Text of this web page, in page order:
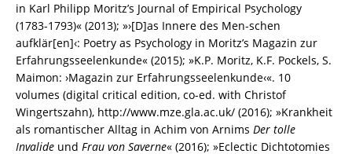
in Karl Philipp Moritz’s Journal of Empirical Psychology
(1783-1793)« (2013); »›[D]as Innere des Men-schen
aufklär[en]‹: Poetry as Psychology in Moritz’s Magazin zur
Erfahrungsseelenkunde« (2015); »K.P. Moritz, K.F. Pockels, S.
Maimon: ›Magazin zur Erfahrungsseelenkunde‹«. 10
volumes (digital critical edition, co-ed. with Christof
Wingertszahn), http://www.mze.gla.ac.uk/ (2016); »Krankheit
als romantischer Alltag in Achim von Arnims Der tolle
Invalide und Frau von Saverne« (2016); »Eclectic Dichtotomies